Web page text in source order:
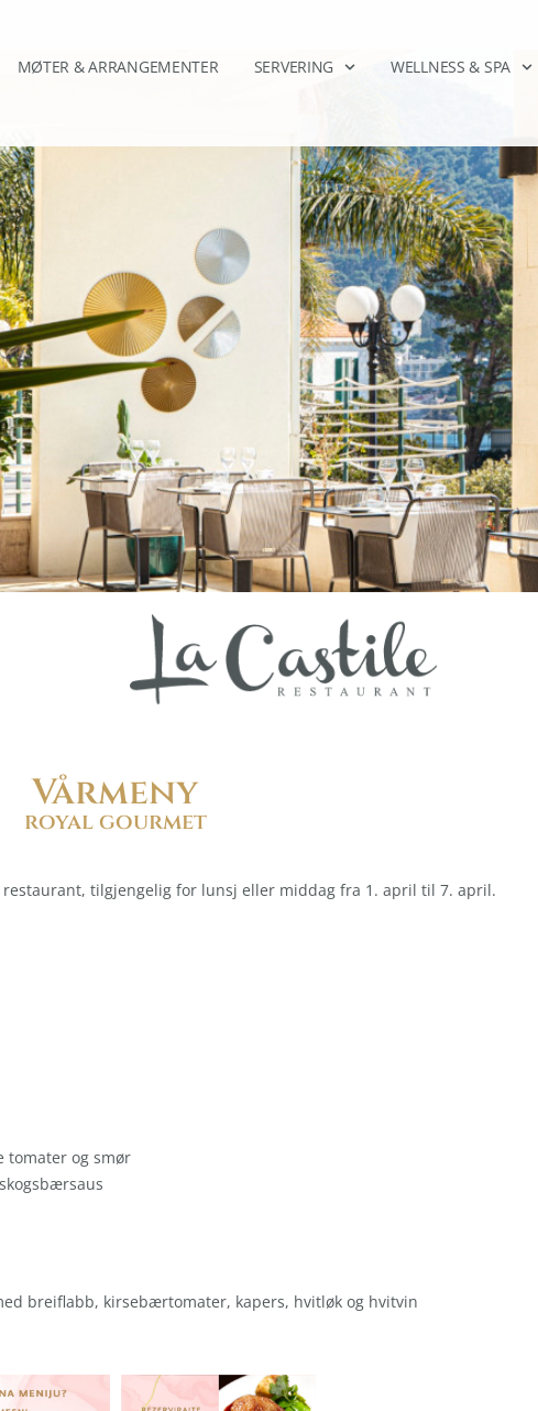
MØTER & ARRANGEMENTER SERVERING WELLNESS & SPA
Vårmeny
royal gourmet
restaurant, tilgjengelig for lunsj eller middag fra 1. april til 7. april.
tomater og smør
breiflabb, kirsebærtomater, kapers, hvitløk og hvitvin